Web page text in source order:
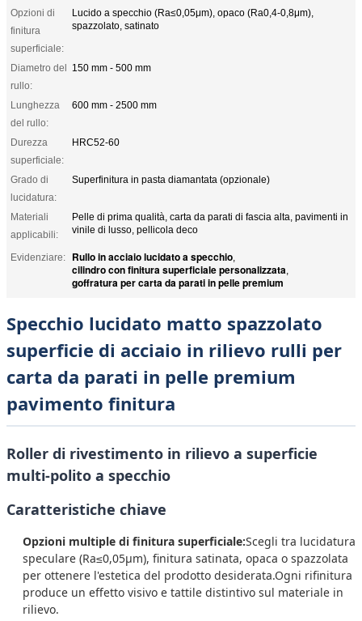
Opzioni di
finitura
superficiale:
Lucido a specchio (Ra≤0,05μm), opaco (Ra0,4-0,8μm),
spazzolato, satinato
Diametro del
rullo:
150 mm - 500 mm
Lunghezza
del rullo:
600 mm - 2500 mm
Durezza
superficiale:
HRC52-60
Grado di
lucidatura:
Superfinitura in pasta diamantata (opzionale)
Materiali
applicabili:
Pelle di prima qualità, carta da parati di fascia alta, pavimenti in
vinile di lusso, pellicola deco
Evidenziare: Rullo in acciaio lucidato a specchio,
cilindro con finitura superficiale personalizzata,
goffratura per carta da parati in pelle premium
Specchio lucidato matto spazzolato
superficie di acciaio in rilievo rulli per
carta da parati in pelle premium
pavimento finitura
Roller di rivestimento in rilievo a superficie
multi-polito a specchio
Caratteristiche chiave
Opzioni multiple di finitura superficiale:Scegli tra lucidatura
speculare (Ra≤0,05μm), finitura satinata, opaca o spazzolata
per ottenere l'estetica del prodotto desiderata.Ogni rifinitura
produce un effetto visivo e tattile distintivo sul materiale in
rilievo.